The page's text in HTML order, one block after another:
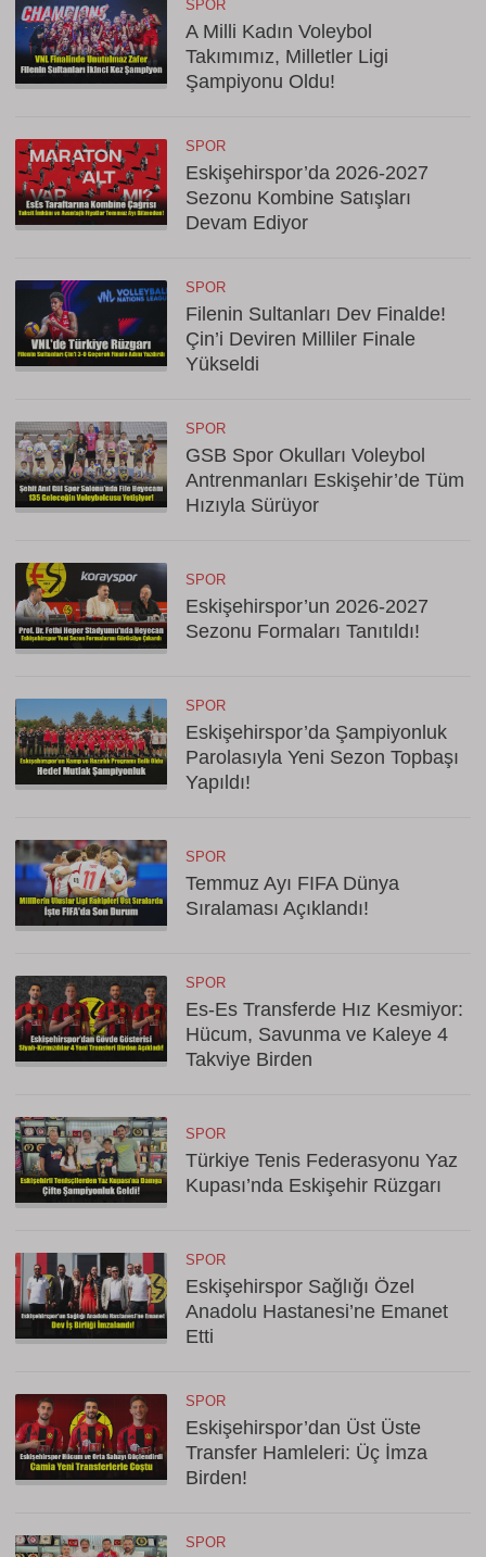
SPOR
A Milli Kadın Voleybol
Takımımız, Milletler Ligi
Şampiyonu Oldu!
SPOR
Eskişehirspor’da 2026-2027
Sezonu Kombine Satışları
Devam Ediyor
SPOR
Filenin Sultanları Dev Finalde!
Çin’i Deviren Milliler Finale
Yükseldi
SPOR
GSB Spor Okulları Voleybol
Antrenmanları Eskişehir’de Tüm
Hızıyla Sürüyor
SPOR
Eskişehirspor’un 2026-2027
Sezonu Formaları Tanıtıldı!
SPOR
Eskişehirspor’da Şampiyonluk
Parolasıyla Yeni Sezon Topbaşı
Yapıldı!
SPOR
Temmuz Ayı FIFA Dünya
Sıralaması Açıklandı!
SPOR
Es-Es Transferde Hız Kesmiyor:
Hücum, Savunma ve Kaleye 4
Takviye Birden
SPOR
Türkiye Tenis Federasyonu Yaz
Kupası’nda Eskişehir Rüzgarı
SPOR
Eskişehirspor Sağlığı Özel
Anadolu Hastanesi’ne Emanet
Etti
SPOR
Eskişehirspor’dan Üst Üste
Transfer Hamleleri: Üç İmza
Birden!
SPOR